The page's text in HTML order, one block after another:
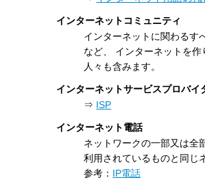
インターネットコミュニティ
インターネットに関わるす
など、 インターネットを
人々も含みます。
インターネットサービスプロバイ
⇒ ISP
インターネット電話
ネットワークの一部又は全
利用されているものと同じ
参考： IP電話